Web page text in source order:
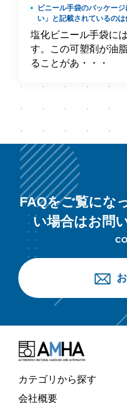
ビニール手袋のパッケー
い」と記載されているのは
塩化ビニール手袋に
す。この可塑剤が油
ることがあ・・・
FAQをご覧にな
い場合はお問
カテゴリから探す
会社概要